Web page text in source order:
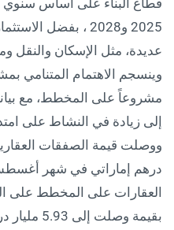
2025 و2028 ، بفضل
عديدة، مثل الإسكان والنقل
وينسجم الاهتمام المتنامي
مشروعاً على المخطط، مع
إلى زيادة في النشاط على
العقارات على المخطط على